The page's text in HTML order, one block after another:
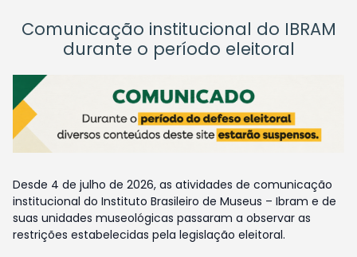
Comunicação institucional do IBRAM
durante o período eleitoral
Desde 4 de julho de 2026, as atividades de comunicação
institucional do Instituto Brasileiro de Museus – Ibram e de
suas unidades museológicas passaram a observar as
restrições estabelecidas pela legislação eleitoral.